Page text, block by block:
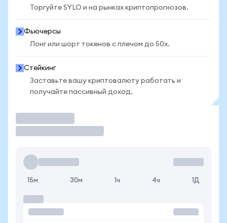
Торгуйте SYLO и на рынках криптопрогнозов.
Фьючерсы
Лонг или шорт токенов с плечом до 50x.
Стейкинг
Заставьте вашу криптовалюту работать и
получайте пассивный доход.
15м 30м 1ч 4ч 1Д